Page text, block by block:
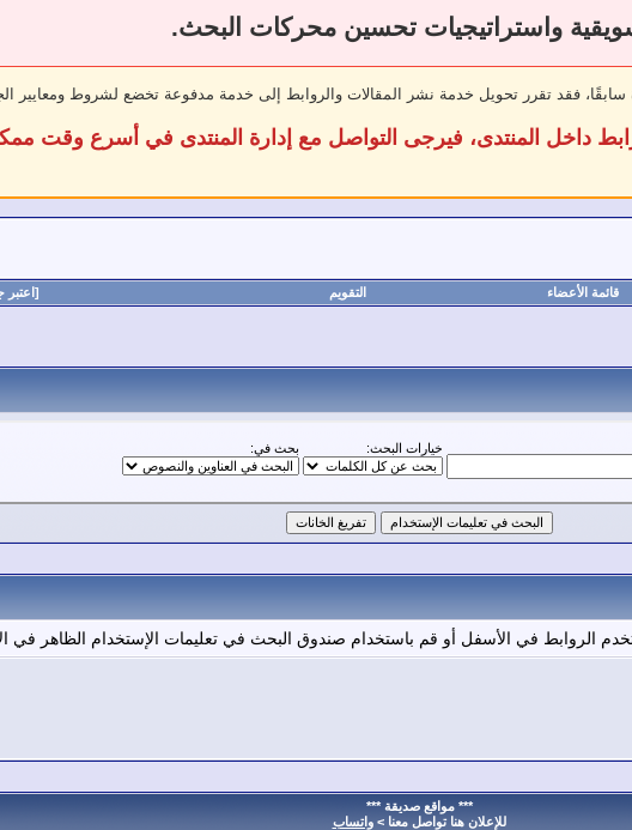
واستراتيجيات تحسين محركات البحث.
سابقًا، فقد تقرر تحويل خدمة نشر المقالات والروابط إلى خدمة مدفوعة تخضع لشروط ومعايير
داخل المنتدى، فيرجى التواصل مع إدارة المنتدى في أسرع وقت
قائمة الأعضاء التقويم [اعتبر
خيارات البحث: بحث في:
الروابط في الأسفل أو قم باستخدام صندوق البحث في تعليمات الإستخدام الظاهر في
*** مواقع صديقة ***
للإعلان هنا تواصل معنا >واتساب